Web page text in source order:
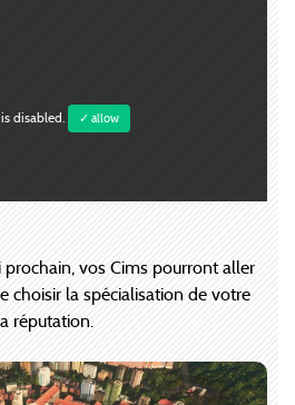
disabled. ✓ allow
vos Cims pourront aller
choisir la spécialisation de votre
réputation.